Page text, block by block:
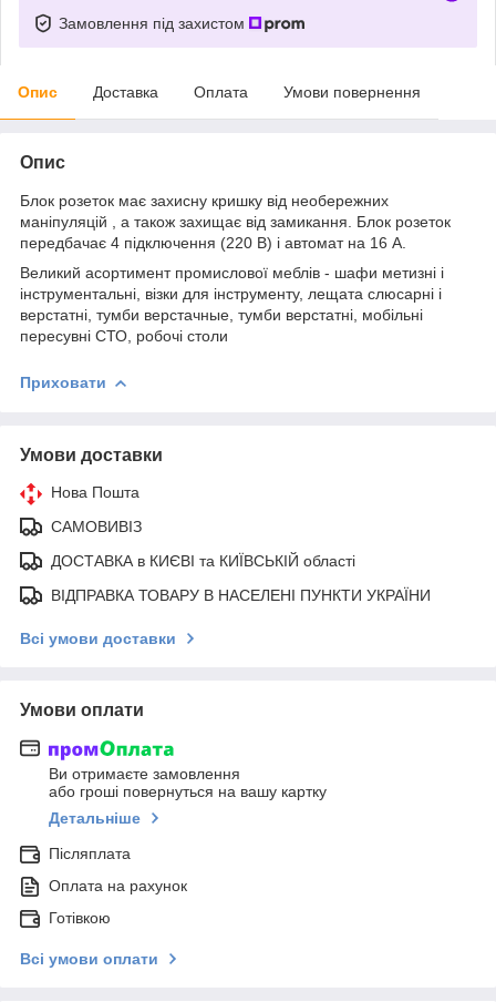
Замовлення під захистом
Опис Доставка Оплата Умови повернення
Опис
Блок розеток має захисну кришку від необережних
маніпуляцій , а також захищає від замикання. Блок розеток
передбачає 4 підключення (220 В) і автомат на 16 А.
Великий асортимент промислової меблів - шафи метизні і
інструментальні, візки для інструменту, лещата слюсарні і
верстатні, тумби верстачные, тумби верстатні, мобільні
пересувні СТО, робочі столи
Приховати
Умови доставки
Нова Пошта
САМОВИВІЗ
ДОСТАВКА в КИЄВІ та КИЇВСЬКІЙ області
ВІДПРАВКА ТОВАРУ В НАСЕЛЕНІ ПУНКТИ УКРАЇНИ
Всі умови доставки
Умови оплати
Ви отримаєте замовлення
або гроші повернуться на вашу картку
Детальніше
Післяплата
Оплата на рахунок
Готівкою
Всі умови оплати